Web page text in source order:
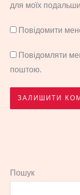
для моїх
Повідомити
Повідомляти
поштою.
Пошук